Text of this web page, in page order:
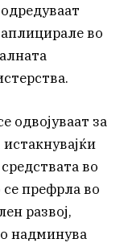
во
одвојуваат за
во
префрла во
развој,
надминува